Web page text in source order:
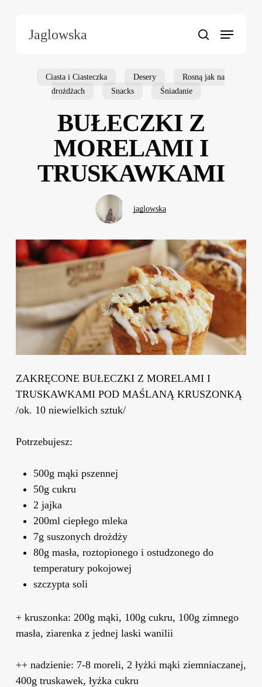
Jaglowska search
Menu
Ciasta i Ciasteczka Desery
Rosną jak na
drożdżach
Snacks Śniadanie
BUŁECZKI Z
MORELAMI I
TRUSKAWKAMI
jaglowska
ZAKRĘCONE BUŁECZKI Z MORELAMI I
TRUSKAWKAMI POD MAŚLANĄ KRUSZONKĄ
/ok. 10 niewielkich sztuk/
Potrzebujesz:
500g mąki pszennej
50g cukru
2 jajka
200ml ciepłego mleka
7g suszonych drożdży
80g masła, roztopionego i ostudzonego do
temperatury pokojowej
szczypta soli
+ kruszonka: 200g mąki, 100g cukru, 100g zimnego
masła, ziarenka z jednej laski wanilii
++ nadzienie: 7-8 moreli, 2 łyżki mąki ziemniaczanej,
400g truskawek, łyżka cukru